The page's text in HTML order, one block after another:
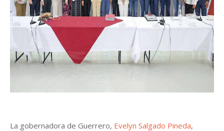
La gobernadora de Guerrero, Evelyn Salgado Pineda,